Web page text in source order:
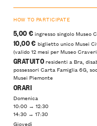
HOW TO PARTICIPATE
5,00 €ingresso singolo Museo
10,00 € biglietto unico Musei
(valido 12 mesi per Museo
GRATUITOresidenti a Bra,
possessori Carta Famiglia 6G,
Musei Piemonte
ORARI
Domenica
10:00 → 12:30
14:30 → 17:30
Giovedì